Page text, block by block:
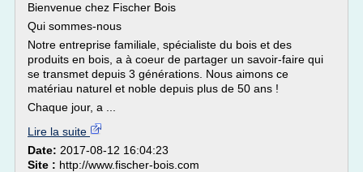
Bienvenue chez Fischer Bois
Qui sommes-nous
Notre entreprise familiale, spécialiste du bois et des
produits en bois, a à coeur de partager un savoir-faire qui
se transmet depuis 3 générations. Nous aimons ce
matériau naturel et noble depuis plus de 50 ans !
Chaque jour, a ...
Lire la suite
Date: 2017-08-12 16:04:23
Site : http://www.fischer-bois.com